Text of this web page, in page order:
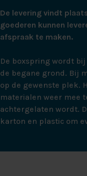
De levering vindt
goederen kunnen
afspraak te maken.
De boxspring wordt
de begane grond. Bij
op de gewenste plek.
materialen weer mee
achtergelaten wordt.
karton en plastic om